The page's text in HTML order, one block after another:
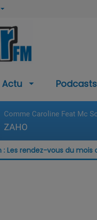
Actu Podcasts
Comme Caroline Feat Mc
ZAHO
Les rendez-vous du mois